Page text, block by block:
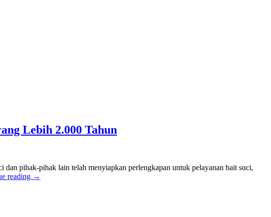
Lebih 2.000 Tahun
pihak-pihak lain telah menyiapkan perlengkapan untuk pelayanan bait suci,
reading →